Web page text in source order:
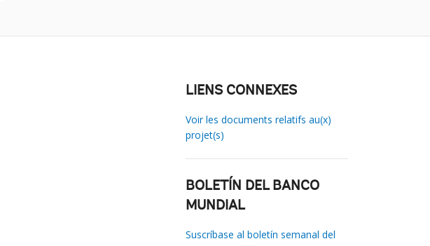
LIENS CONNEXES
Voir les documents relatifs au(x)
projet(s)
BOLETÍN DEL BANCO
MUNDIAL
Suscríbase al boletín semanal del